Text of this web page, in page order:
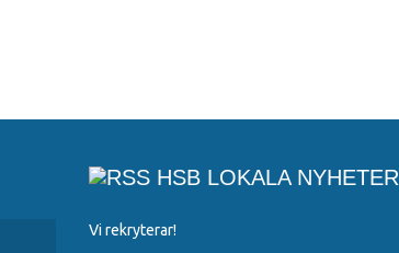
HSB LOKALA NYHETER
Vi rekryterar!